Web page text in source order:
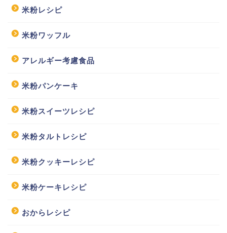
米粉レシピ
米粉ワッフル
アレルギー考慮食品
米粉パンケーキ
米粉スイーツレシピ
米粉タルトレシピ
米粉クッキーレシピ
米粉ケーキレシピ
おからレシピ